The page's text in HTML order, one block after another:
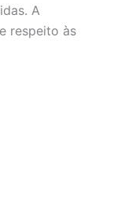
A
respeito às